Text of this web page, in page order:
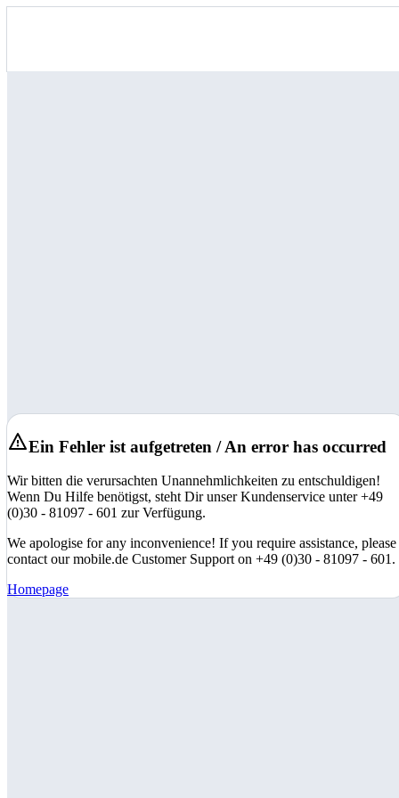
Ein Fehler ist aufgetreten / An error has occurred
Wir bitten die verursachten Unannehmlichkeiten zu entschuldigen!
Wenn Du Hilfe benötigst, steht Dir unser Kundenservice unter +49
(0)30 - 81097 - 601 zur Verfügung.
We apologise for any inconvenience! If you require assistance, please
contact our mobile.de Customer Support on +49 (0)30 - 81097 - 601.
Homepage